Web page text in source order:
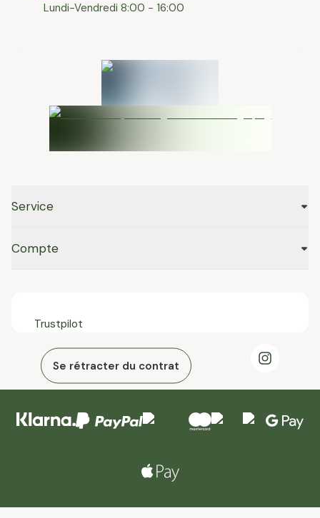
⁠Lundi-Vendredi 8:00 - 16:00
Service
Compte
Trustpilot
Se rétracter du contrat